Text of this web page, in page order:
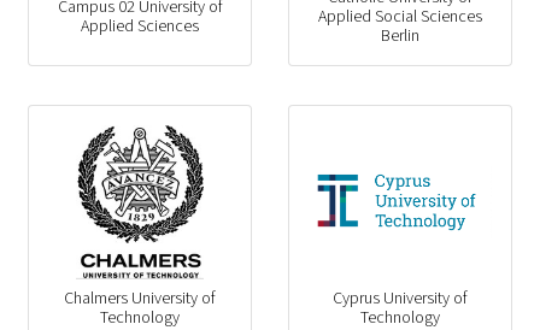
Campus 02 University of
Applied Sciences
Applied Social Sciences
Berlin
Chalmers University of
Technology
Cyprus University of
Technology